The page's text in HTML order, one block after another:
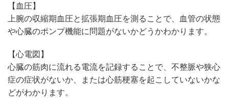
【血圧】
上腕の収縮期血圧と拡張期血圧を測ることで、血管の状態
や心臓のポンプ機能に問題がないかどうかわかります。
【心電図】
心臓の筋肉に流れる電流を記録することで、不整脈や狭心
症の症状がないか、または心筋梗塞を起こしていないかな
どがわかります。